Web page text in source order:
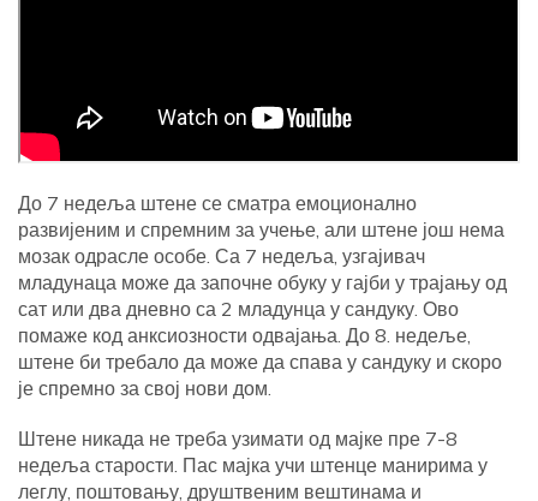
До 7 недеља штене се сматра емоционално
развијеним и спремним за учење, али штене још нема
мозак одрасле особе. Са 7 недеља, узгајивач
младунаца може да започне обуку у гајби у трајању од
сат или два дневно са 2 младунца у сандуку. Ово
помаже код анксиозности одвајања. До 8. недеље,
штене би требало да може да спава у сандуку и скоро
је спремно за свој нови дом.
Штене никада не треба узимати од мајке пре 7-8
недеља старости. Пас мајка учи штенце манирима у
леглу, поштовању, друштвеним вештинама и